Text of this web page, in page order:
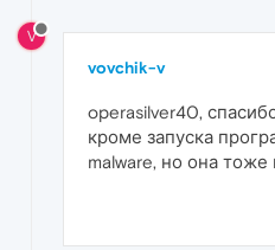
V
vovchik-v
operasilver40,
кроме запуска
malware, но она тоже